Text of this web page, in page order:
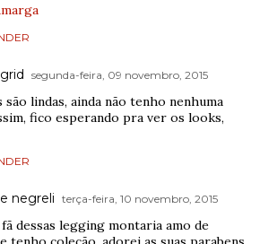
segunda-feira, 09 novembro, 2015
são lindas, ainda não tenho nenhuma
fico esperando pra ver os looks,
negreli terça-feira, 10 novembro, 2015
dessas legging montaria amo de